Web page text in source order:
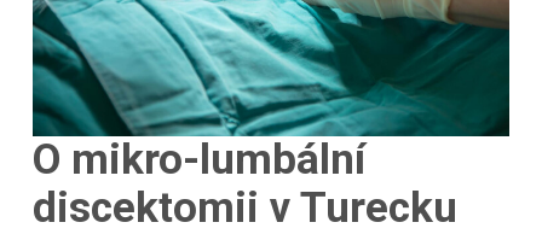
O mikro-lumbální
discektomii v Turecku